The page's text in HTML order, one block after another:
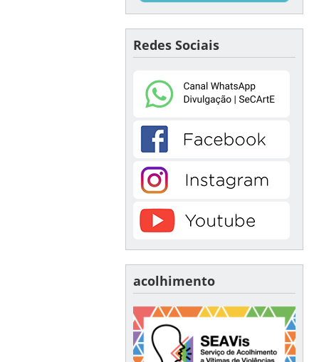
Redes Sociais
acolhimento